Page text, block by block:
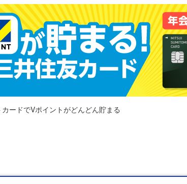
ードでVポイントがどんどん貯まる